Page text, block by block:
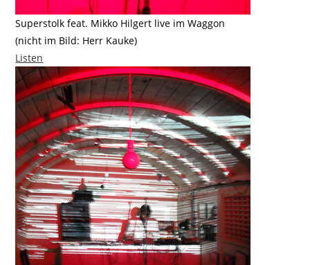
Superstolk feat. Mikko Hilgert live im Waggon
(nicht im Bild: Herr Kauke)
Listen